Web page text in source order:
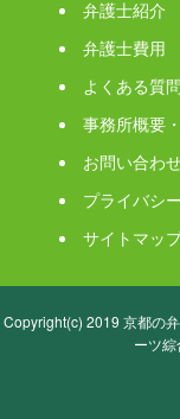
弁護士紹介
弁護士費用
よくある質問
事務所概要
お問い合わ
プライバシ
サイトマッ
Copyright(c) 2019 京都の
ーツ